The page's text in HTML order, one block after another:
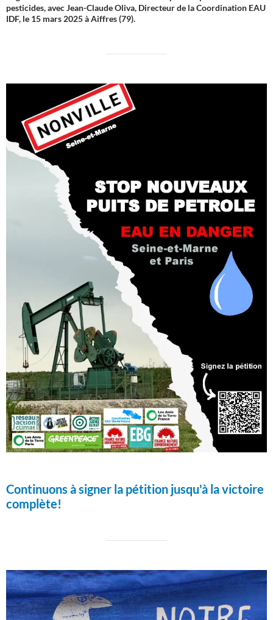
pesticides, avec Jean-Claude Oliva, Directeur de la Coordination EAU
IDF, le 15 mars 2025 à Aiffres (79).
Continuons à signer la pétition jusqu'à la victoire
complète!